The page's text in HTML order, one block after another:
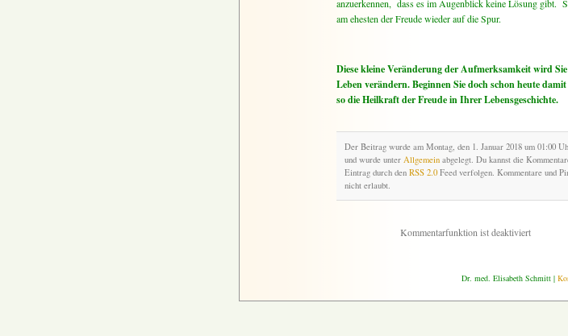
anzuerkennen, dass es im Augenblick keine Lösung gibt.
am ehesten der Freude wieder auf die Spur.
Diese kleine Veränderung der Aufmerksamkeit wird
Leben verändern. Beginnen Sie doch schon heute
so die Heilkraft der Freude in Ihrer Lebensgeschichte.
Der Beitrag wurde am Montag, den 1. Januar 2018 um 01:00
und wurde unter Allgemein abgelegt. Du kannst die
Eintrag durch den RSS 2.0 Feed verfolgen. Kommentare und
nicht erlaubt.
Kommentarfunktion ist deaktiviert
Dr. med. Elisabeth Schmitt |